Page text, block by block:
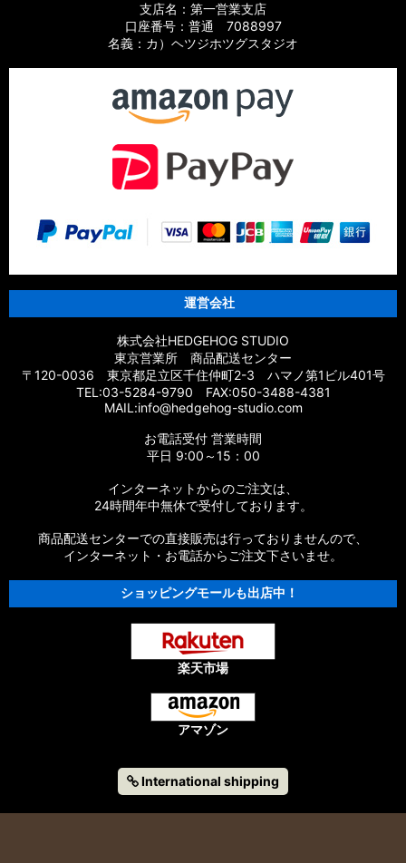
支店名：第一営業支店
口座番号：普通 7088997
名義：カ）ヘツジホツグスタジオ
運営会社
株式会社HEDGEHOG STUDIO
東京営業所 商品配送センター
〒120-0036 東京都足立区千住仲町2-3 ハマノ第1ビル401号
TEL:03-5284-9790 FAX:050-3488-4381
MAIL:info@hedgehog-studio.com
お電話受付 営業時間
平日 9:00～15：00
インターネットからのご注文は、
24時間年中無休で受付しております。
商品配送センターでの直接販売は行っておりませんので、
インターネット・お電話からご注文下さいませ。
ショッピングモールも出店中！
楽天市場
アマゾン
International shipping